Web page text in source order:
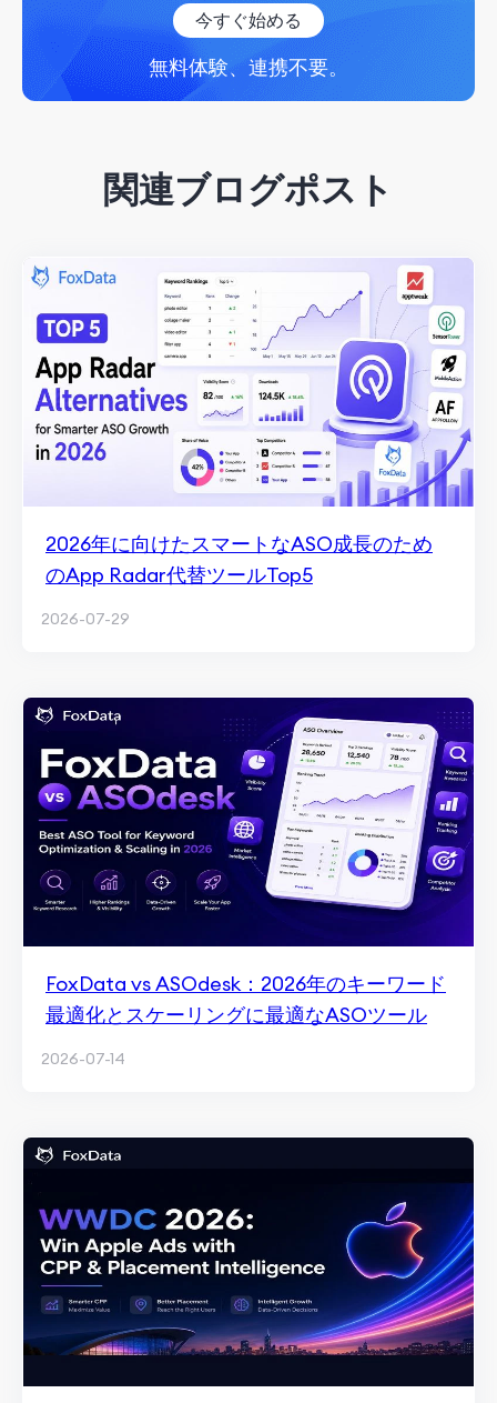
今すぐ始める
無料体験、連携不要。
関連ブログポスト
2026年に向けたスマートなASO成長のため
のApp Radar代替ツールTop5
2026-07-29
FoxData vs ASOdesk：2026年のキーワード
最適化とスケーリングに最適なASOツール
2026-07-14